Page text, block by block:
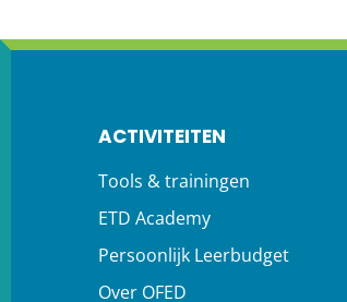
ACTIVITEITEN
Tools & trainingen
ETD Academy
Persoonlijk Leerbudget
Over OFED